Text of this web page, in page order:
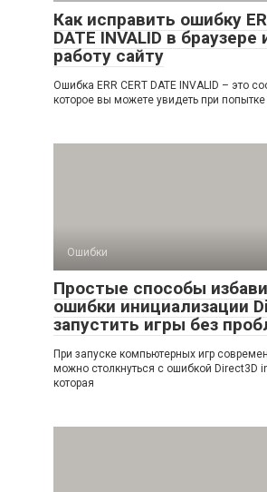
Как исправить ошибку
DATE INVALID в браузере
работу сайту
Ошибка ERR CERT DATE INVALID – это
которое вы можете увидеть при попытке
Ошибки
Простые способы
ошибки инициализации
запустить игры без
При запуске компьютерных игр
можно столкнуться с ошибкой Direct3D
которая